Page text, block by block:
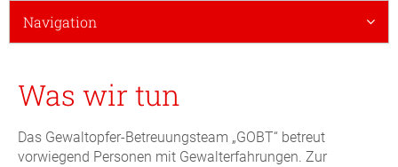
Subnavigation
Mobile
Navigation
Was wir tun
Das Gewaltopfer-Betreuungsteam „GOBT“ betreut
vorwiegend Personen mit Gewalterfahrungen. Zur